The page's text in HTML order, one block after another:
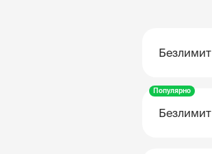
Безлимит
Популярно
Безлимит